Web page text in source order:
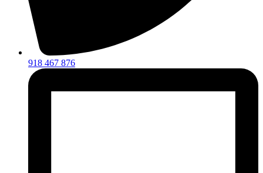
918 467 876